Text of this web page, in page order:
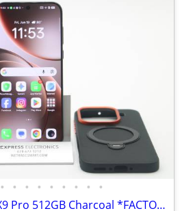
• • • • • • • • •
PRISTINE - OPPO Find X9 Pro 512GB Charcoal *FACTORY UNLOCKED* Global